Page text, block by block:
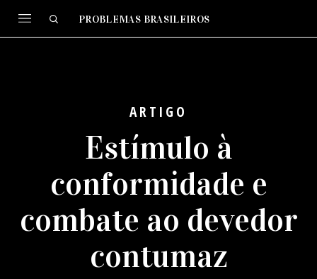
PROBLEMAS BRASILEIROS
ARTIGO
Estímulo à
conformidade e
combate ao devedor
contumaz